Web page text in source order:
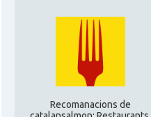
CAMON
CAMON
Recomanacions de